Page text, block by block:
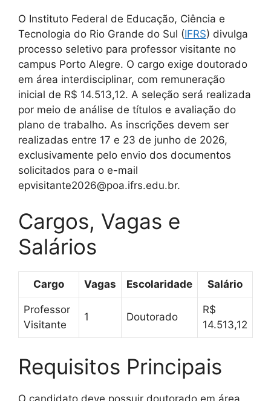
O Instituto Federal de Educação, Ciência e
Tecnologia do Rio Grande do Sul (IFRS) divulga
processo seletivo para professor visitante no
campus Porto Alegre. O cargo exige doutorado
em área interdisciplinar, com remuneração
inicial de R$ 14.513,12. A seleção será realizada
por meio de análise de títulos e avaliação do
plano de trabalho. As inscrições devem ser
realizadas entre 17 e 23 de junho de 2026,
exclusivamente pelo envio dos documentos
solicitados para o e-mail
epvisitante2026@poa.ifrs.edu.br.
Cargos, Vagas e
Salários
Cargo Vagas Escolaridade Salário
Professor
Visitante
1 Doutorado
R$
14.513,12
Requisitos Principais
O candidato deve possuir doutorado em área